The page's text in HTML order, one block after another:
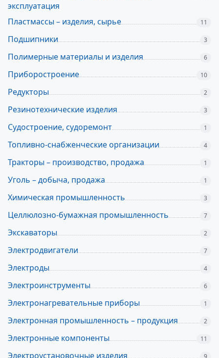
эксплуатация
Пластмассы – изделия, сырье 11
Подшипники 3
Полимерные материалы и изделия 6
Приборостроение 10
Редукторы 2
Резинотехнические изделия 3
Судостроение, судоремонт 1
Топливно-снабженческие организации 4
Тракторы – производство, продажа 1
Уголь – добыча, продажа 1
Химическая промышленность 3
Целлюлозно-бумажная промышленность 7
Экскаваторы 2
Электродвигатели 7
Электроды 4
Электроинструменты 6
Электронагревательные приборы 1
Электронная промышленность – продукция 2
Электронные компоненты 11
Электроустановочные изделия 9